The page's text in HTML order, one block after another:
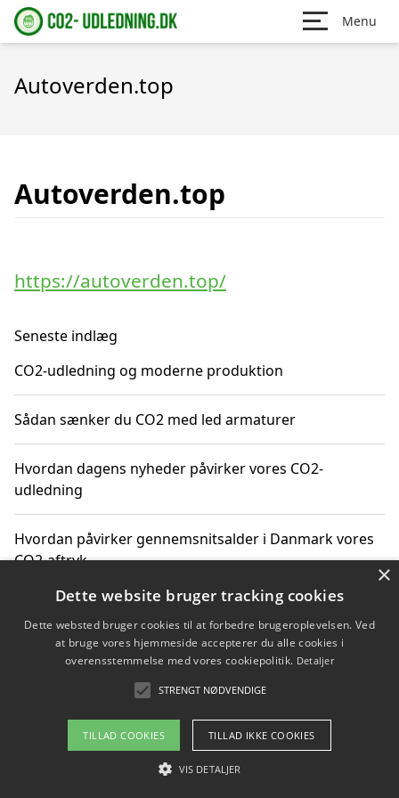
Menu
Autoverden.top
Autoverden.top
https://autoverden.top/
Seneste indlæg
CO2-udledning og moderne produktion
Sådan sænker du CO2 med led armaturer
Hvordan dagens nyheder påvirker vores CO2-
udledning
Hvordan påvirker gennemsnitsalder i Danmark vores
CO2-aftryk
Hvordan nyheder om CO2-udledning påvirker vores
hverdag
Om / kontakt
Blog Betingelser
×
Dette website bruger tracking cookies
Dette websted bruger cookies til at forbedre brugeroplevelsen. Ved
at bruge vores hjemmeside accepterer du alle cookies i
overensstemmelse med vores cookiepolitik. Detaljer
STRENGT NØDVENDIGE
TILLAD COOKIES TILLAD IKKE COOKIES
VIS DETALJER